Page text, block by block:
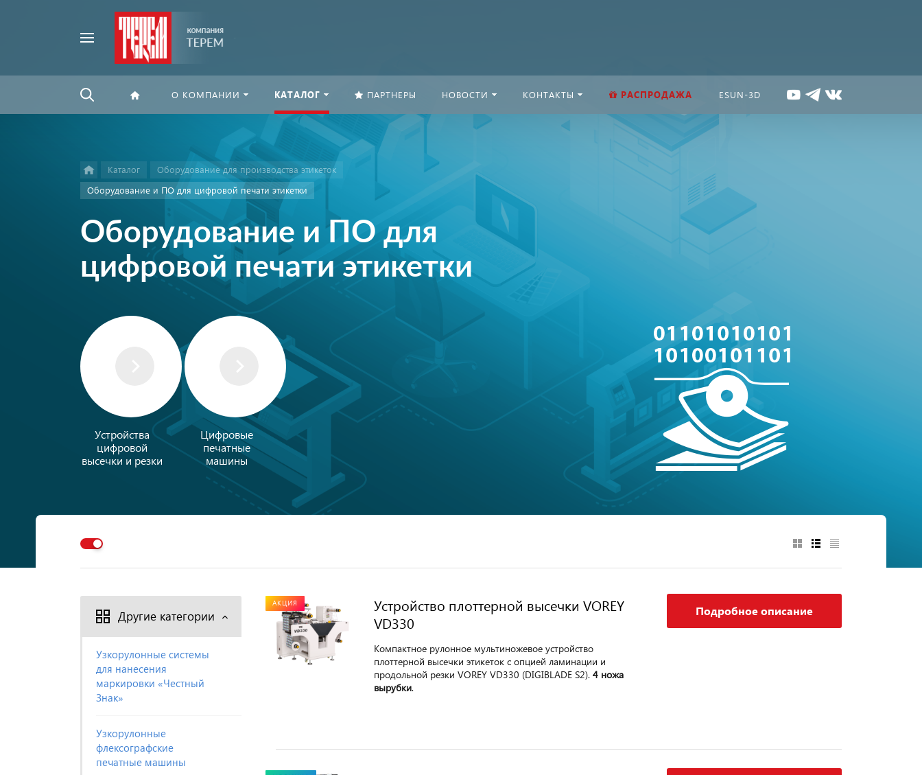
О КОМПАНИИ КАТАЛОГ ПАРТНЕРЫ НОВОСТИ КОНТАКТЫ РАСПРОДАЖА ESUN-3D
Каталог
Оборудование для производства этикеток
Оборудование и ПО для цифровой печати этикетки
Оборудование и ПО для
цифровой печати этикетки
Устройства
цифровой
высечки и резки
Цифровые
печатные
машины
Другие категории
Узкорулонные системы
для нанесения
маркировки «Честный
Знак»
Узкорулонные
флексографские
печатные машины
АКЦИЯ
Устройство плоттерной высечки VOREY
VD330
Компактное рулонное мультиножевое устройство
плоттерной высечки этикеток с опцией ламинации и
продольной резки VOREY VD330 (DIGIBLADE S2). 4 ножа
вырубки.
Подробное описание